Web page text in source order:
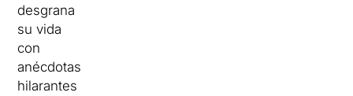
desgrana
su vida
con
anécdotas
hilarantes